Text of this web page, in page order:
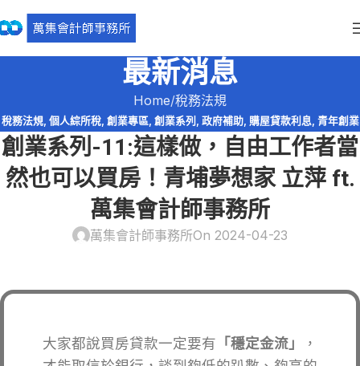
最新消息
Home 稅務法規
稅務法規, 個人綜所稅, 創業專區, 創業系列 , 政府補助, 購屋貸款利息, 青年創業
貸款
創業系列-11:這樣做，自由工作者當
然也可以買房！青埔夢想家 立萍 ft.
萬集會計師事務所
萬集會計師事務所On 2024-04-23
大家都說買房貸款一定要有 「穩定金流」
，